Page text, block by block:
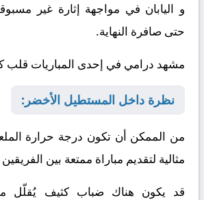
و اليابان في مواجهة إثارة غير
حتى صافرة النهاية.
مشهد درامي في إحدى المباريات قلب
نظرة داخل المستطيل الأخضر:
من الممكن أن تكون درجة حرارة
مثالية لتقديم مباراة ممتعة بين الفريقين
قد يكون هناك ضباب كثيف يُقلّل